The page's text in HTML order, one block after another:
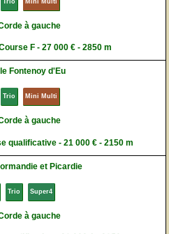
à gauche
F - 27 000 € - 2850 m
Fontenoy d'Eu
Trio Mini Multi
à gauche
qualificative - 21 000 € - 2150 m
et Picardie
Trio Super4
à gauche